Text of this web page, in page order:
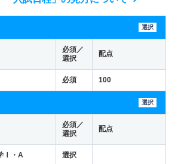
選択
必須／
選択
配点
必須 100
選択
必須／
選択
配点
Ⅰ・A 選択